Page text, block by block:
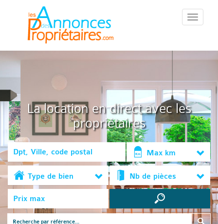
::Menu::
La location en direct avec les
propriétaires
Max km
Type de bien Nb de pièces